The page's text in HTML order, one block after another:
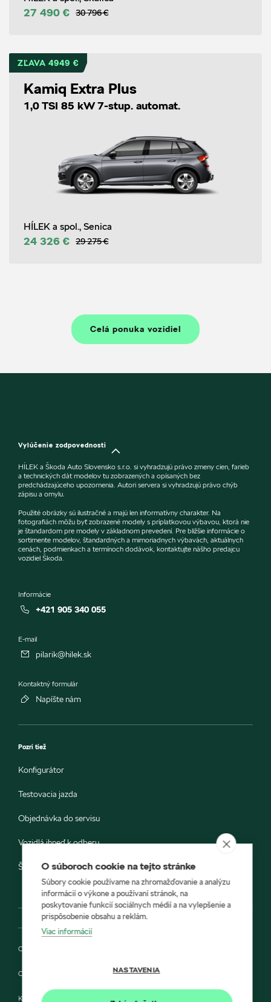
27 490 € 30 796 €
ZĽAVA 4949 €
Kamiq Extra Plus
1,0 TSI 85 kW 7-stup. automat.
HÍLEK a spol., Senica
24 326 € 29 275 €
Celá ponuka vozidiel
Vylúčenie zodpovednosti
HÍLEK a Škoda Auto Slovensko s.r.o. si vyhradzujú právo zmeny cien, farieb
a technických dát modelov tu zobrazených a opísaných bez
predchádzajúceho upozornenia. Autori servera si vyhradzujú právo chýb
zápisu a omylu.
Použité obrázky sú ilustračné a majú len informatívny charakter. Na
fotografiách môžu byť zobrazené modely s príplatkovou výbavou, ktorá nie
je štandardom pre modely v základnom prevedení. Pre bližšie informácie o
sortimente modelov, štandardných a mimoriadnych výbavách, aktuálnych
cenách, podmienkach a termínoch dodávok, kontaktujte nášho predajcu
vozidiel Škoda.
Informácie
+421 905 340 055
E-mail
pilarik@hilek.sk
Kontaktný formulár
Napíšte nám
Pozri tiež
Konfigurátor
Testovacia jazda
Objednávka do servisu
Vozidlá ihneď k odberu
Škoda E-shop
Ochrana osobných údajov
Cookies
Kontakt
O súboroch cookie na tejto stránke
Súbory cookie používame na zhromažďovanie a analýzu
informácií o výkone a používaní stránok, na
poskytovanie funkcií sociálnych médií a na vylepšenie a
prispôsobenie obsahu a reklám.
Viac informácií
NASTAVENIA